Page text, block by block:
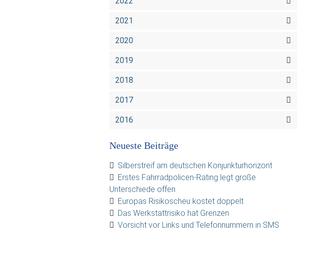
2021
2020
2019
2018
2017
2016
Neueste Beiträge
Silberstreif am deutschen Konjunkturhorizont
Erstes Fahrradpolicen-Rating legt große
Unterschiede offen
Europas Risikoscheu kostet doppelt
Das Werkstattrisiko hat Grenzen
Vorsicht vor Links und Telefonnummern in SMS